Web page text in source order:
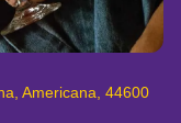
Americana, 44600